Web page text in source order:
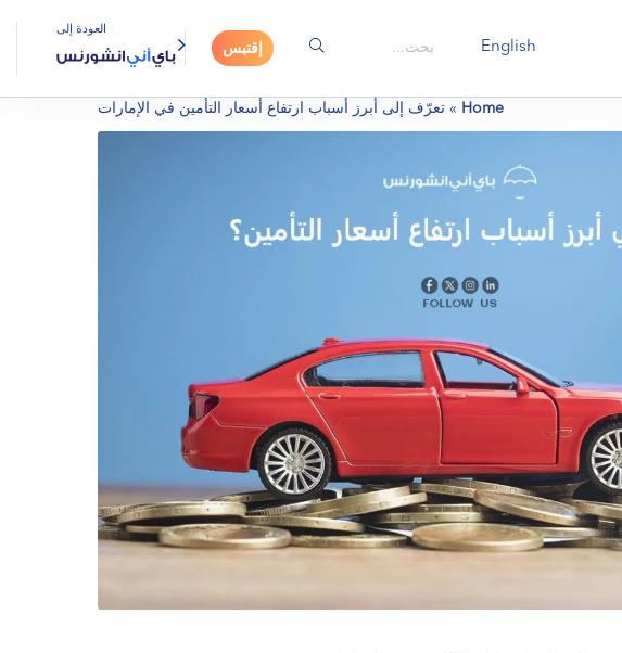
English إقتبس
العودة إلى
Home
» تعرّف إلى أبرز أسباب ارتفاع أسعار التأمين في الإمارات